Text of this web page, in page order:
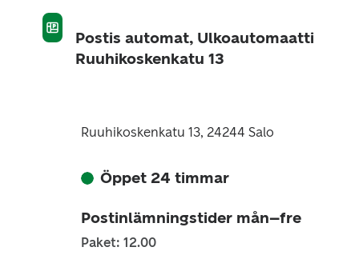
Postis automat, Ulkoautomaatti
Ruuhikoskenkatu 13
Ruuhikoskenkatu 13, 24244 Salo
Öppet 24 timmar
Postinlämningstider mån–fre
Paket: 12.00